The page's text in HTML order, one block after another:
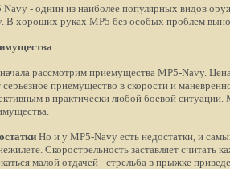
Navy - однин из наиболее популярных видов
В хороших руках МР5 без особых проблем
рассмотрим приемущества MP5-Navy.
серьезное приемущество в скорости и
в практически любой боевой ситуации.
Но и у MP5-Navy есть недостатки, и
Скорострельность заставляет считать
малой отдачей - стрельба в прыжке